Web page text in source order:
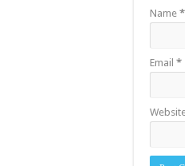
Name *
Email *